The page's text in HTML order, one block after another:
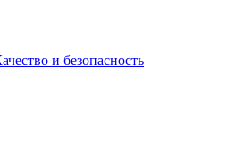
и безопасность